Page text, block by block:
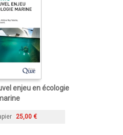
enjeu en écologie
25,00 €